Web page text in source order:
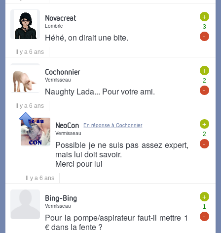
+
3
-
Novacreat
Lombric
Héhé, on dirait une bite.
Il y a 6 ans
+
2
-
Cochonnier
Vermisseau
Naughty Lada... Pour votre ami.
Il y a 6 ans
+
2
-
NeoCon
En réponse à Cochonnier
Vermisseau
Possible je ne suis pas assez expert,
mais lui doit savoir.
Merci pour lui
Il y a 6 ans
+
1
-
Bing-Bing
Vermisseau
Pour la pompe/aspirateur faut-il mettre 1
€ dans la fente ?